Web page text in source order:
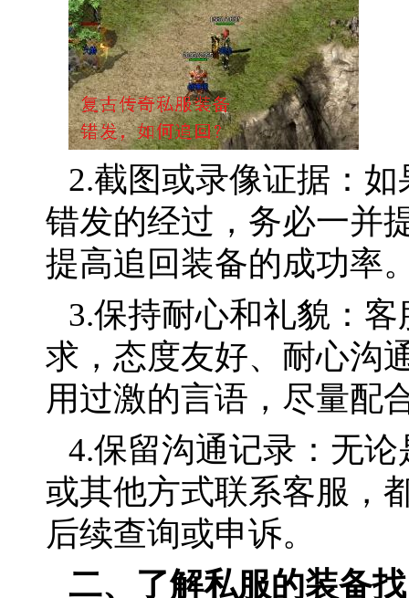
2.截图或录像证据：
错发的经过，务必一并
提高追回装备的成功率
3.保持耐心和礼貌：
求，态度友好、耐心沟
用过激的言语，尽量配
4.保留沟通记录：无
或其他方式联系客服，
后续查询或申诉。
二、了解私服的装备